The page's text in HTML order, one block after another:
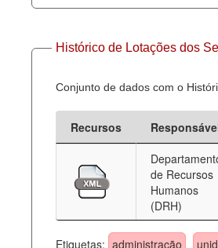
Perguntas frequentes
ContatoHistórico de Lotações dos
Conjunto de dados com o
Recursos
de Recursos
Humanos
(DRH)
Etiquetas: administração